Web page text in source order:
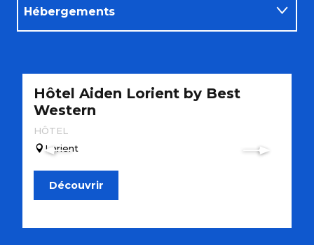
Hébergements
Activités
Hôtel Aiden Lorient by Best
Western
HÔTEL
Lorient
Découvrir